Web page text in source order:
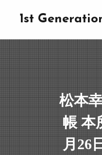
1st
松本
帳 本
月26